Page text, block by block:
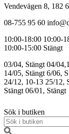
Vendevägen 8, 182
08-755 95 60
10:00-18:00 10:00-
10:00-15:00 Stängt
03/04, Stängt 04/
14/05, Stängt 6/06,
24/12, 10-13 25/12,
Stängt 06/01, Stängt
Sök i butiken